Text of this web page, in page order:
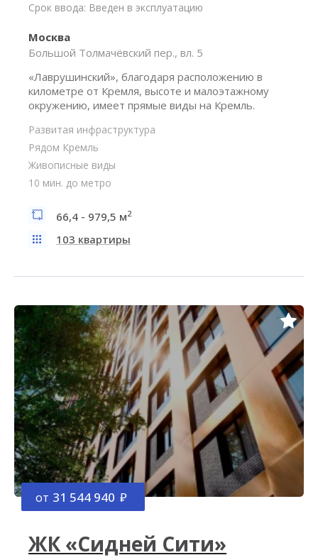
Срок ввода: Введен в эксплуатацию
Москва
Большой Толмачёвский пер., вл. 5
«Лаврушинский», благодаря расположению в
километре от Кремля, высоте и малоэтажному
окружению, имеет прямые виды на Кремль.
Развитая инфраструктура
Рядом Кремль
Живописные виды
10 мин. до метро
66,4 - 979,5 м2
103 квартиры
от 31 544 940
ЖК «Сидней Сити»